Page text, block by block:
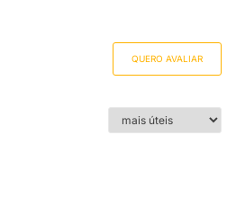
QUERO AVALIAR